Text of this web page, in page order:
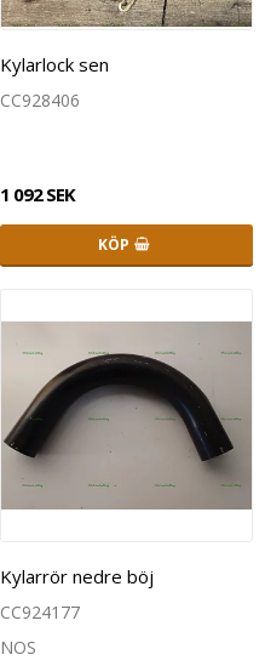
Kylarlock sen
CC928406
1 092 SEK
KÖP
Kylarrör nedre böj
CC924177
NOS